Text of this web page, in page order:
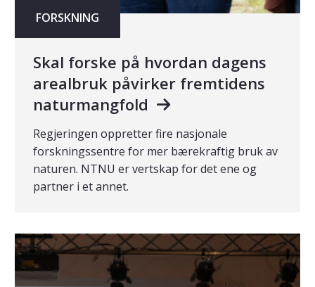
FORSKNING
Skal forske på hvordan dagens
arealbruk påvirker fremtidens
naturmangfold
Regjeringen oppretter fire nasjonale
forskningssentre for mer bærekraftig bruk av
naturen. NTNU er vertskap for det ene og
partner i et annet.